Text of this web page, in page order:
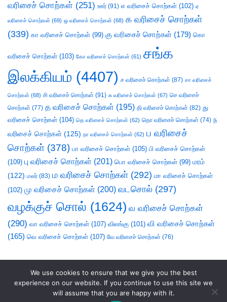
வரிசைச் சொற்கள் (251) ஊர் (91) எ வரிசைச் சொற்கள் (102) ஏ
வரிசைச் சொற்கள் (69) ஒ வரிசைச் சொற்கள் (68) க வரிசைச் சொற்கள்
(339) கா வரிசைச் சொற்கள் (99) கு வரிசைச் சொற்கள் (179) கொ
வரிசைச் சொற்கள் (103) கோ வரிசைச் சொற்கள் (61) சங்க
இலக்கியம் (4407) ச வரிசைச் சொற்கள் (87) சா வரிசைச்
சொற்கள் (68) சி வரிசைச் சொற்கள் (91) சு வரிசைச் சொற்கள் (67) செ வரிசைச்
சொற்கள் (77) த வரிசைச் சொற்கள் (195) தி வரிசைச் சொற்கள் (82) து
வரிசைச் சொற்கள் (104) தெ வரிசைச் சொற்கள் (62) தொ வரிசைச் சொற்கள் (74) ந
வரிசைச் சொற்கள் (125) நா வரிசைச் சொற்கள் (62) ப வரிசைச்
சொற்கள் (378) பா வரிசைச் சொற்கள் (105) பி வரிசைச் சொற்கள்
(109) பு வரிசைச் சொற்கள் (201) பொ வரிசைச் சொற்கள் (99) மரம்
(122) மலர் (83) ம வரிசைச் சொற்கள் (292) மா வரிசைச் சொற்கள்
(102) மு வரிசைச் சொற்கள் (200) வடசொல் (297)
வழக்குச் சொல் (1624) வ வரிசைச் சொற்கள்
(290) வா வரிசைச் சொற்கள் (107) விலங்கு (101) வி வரிசைச் சொற்கள்
(165) வெ வரிசைச் சொற்கள் (107) வே வரிசைச் சொற்கள் (76)
We use cookies to ensure that we give you the best
experience on our website. If you continue to use this site we
will assume that you are happy with it.